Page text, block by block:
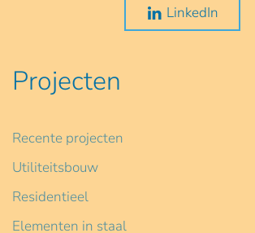
LinkedIn
Projecten
Recente projecten
Utiliteitsbouw
Residentieel
Elementen in staal